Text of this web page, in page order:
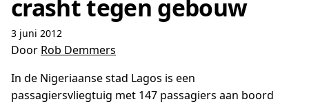
crasht tegen gebouw
3 juni 2012
Door Rob Demmers
In de Nigeriaanse stad Lagos is een
passagiersvliegtuig met 147 passagiers aan boord